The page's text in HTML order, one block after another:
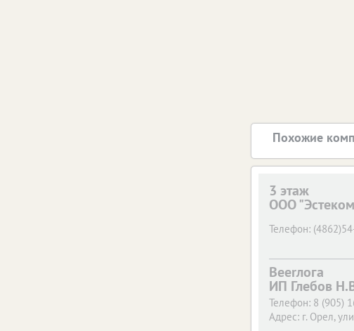
Похожие
3 этаж
ООО
Телефон:
Beerлога
ИП Глебов
Телефон: 8 (905)
Адрес: г. Орел,